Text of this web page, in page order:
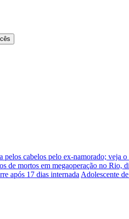
pelos cabelos pelo ex-namorado; veja
de mortos em megaoperação no Rio,
após 17 dias internada Adolescente